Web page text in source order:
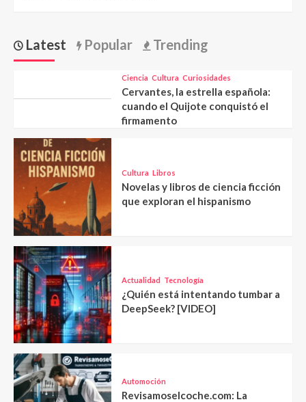
Latest Popular Trending
Ciencia Cultura Curiosidades
Cervantes, la estrella española:
cuando el Quijote conquistó el
firmamento
Cultura Libros
Novelas y libros de ciencia ficción
que exploran el hispanismo
Actualidad Tecnología
¿Quién está intentando tumbar a
DeepSeek? [VIDEO]
Automoción
Revisamoselcoche.com: La